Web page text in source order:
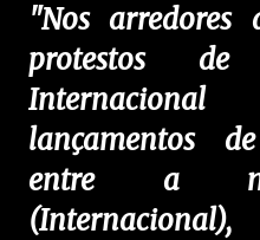
"Nos arredores
protestos de
lançamentos
entre a